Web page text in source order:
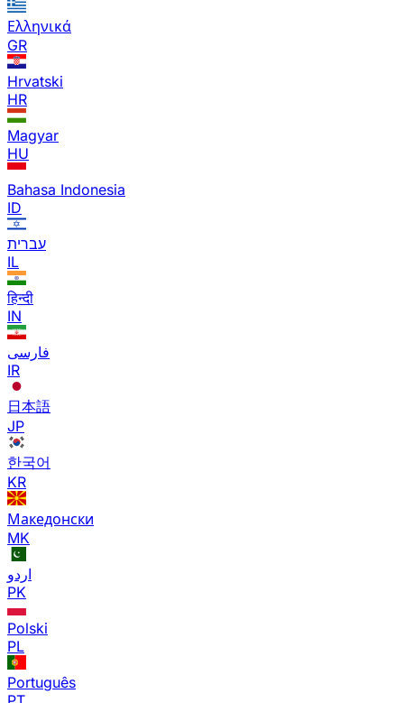
Ελληνικά
GR
Hrvatski
HR
Magyar
HU
Bahasa Indonesia
ID
עברית
IL
हिन्दी
IN
فارسی
IR
日本語
JP
한국어
KR
Македонски
MK
اردو
PK
Polski
PL
Português